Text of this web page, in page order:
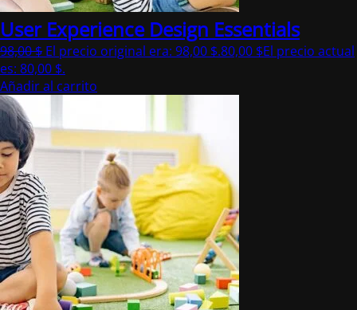
User Experience Design Essentials
98,00$ El precio original era: 98,00 $.80,00 $El precio actual
es: 80,00 $.
Añadir al carrito